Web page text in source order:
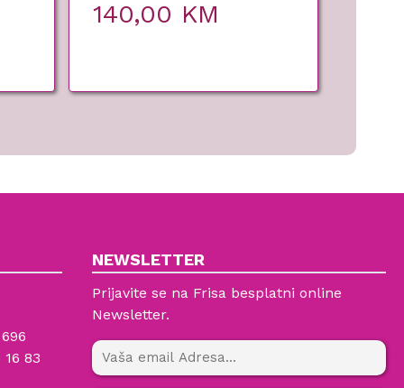
140,00 KM
83
NEWSLETTER
Prijavite se na Frisa besplatni online
Newsletter.